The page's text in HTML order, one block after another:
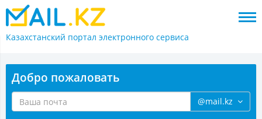
Казахстанский портал электронного сервиса
Добро пожаловать
@mail.kz